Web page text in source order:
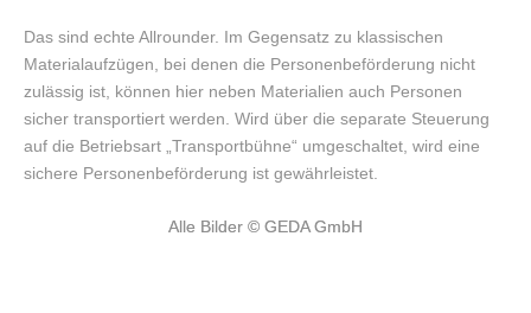
Das sind echte Allrounder. Im Gegensatz zu klassischen
Materialaufzügen, bei denen die Personenbeförderung nicht
zulässig ist, können hier neben Materialien auch Personen
sicher transportiert werden. Wird über die separate Steuerung
auf die Betriebsart „Transportbühne“ umgeschaltet, wird eine
sichere Personenbeförderung ist gewährleistet.
Alle Bilder © GEDA GmbH